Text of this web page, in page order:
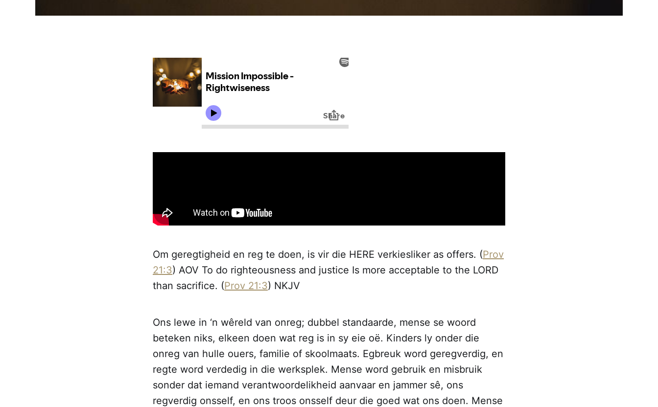
Om geregtigheid en reg te doen, is vir die HERE verkiesliker as offers. (Prov
21:3) AOV To do righteousness and justice Is more acceptable to the LORD
than sacrifice. (Prov 21:3) NKJV
Ons lewe in ‘n wêreld van onreg; dubbel standaarde, mense se woord
beteken niks, elkeen doen wat reg is in sy eie oë. Kinders ly onder die
onreg van hulle ouers, familie of skoolmaats. Egbreuk word geregverdig, en
regte word verdedig in die werksplek. Mense word gebruik en misbruik
sonder dat iemand verantwoordelikheid aanvaar en jammer sê, ons
regverdig onsself, en ons troos onsself deur die goed wat ons doen. Mense